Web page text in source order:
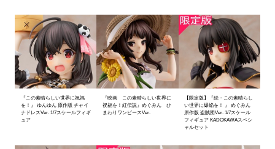
『この素晴らしい世界に祝福
を！』 ゆんゆん 原作版 チャイ
ナドレスVer. 1/7スケールフィギ
ュア
『映画 この素晴らしい世界に
祝福を！紅伝説』めぐみん ひ
まわりワンピースVer.
【限定版】『続・この素晴らし
い世界に爆焔を！ 』 めぐみん
原作版 盗賊団Ver. 1/7スケール
フィギュア KADOKAWAスペシ
ャルセット